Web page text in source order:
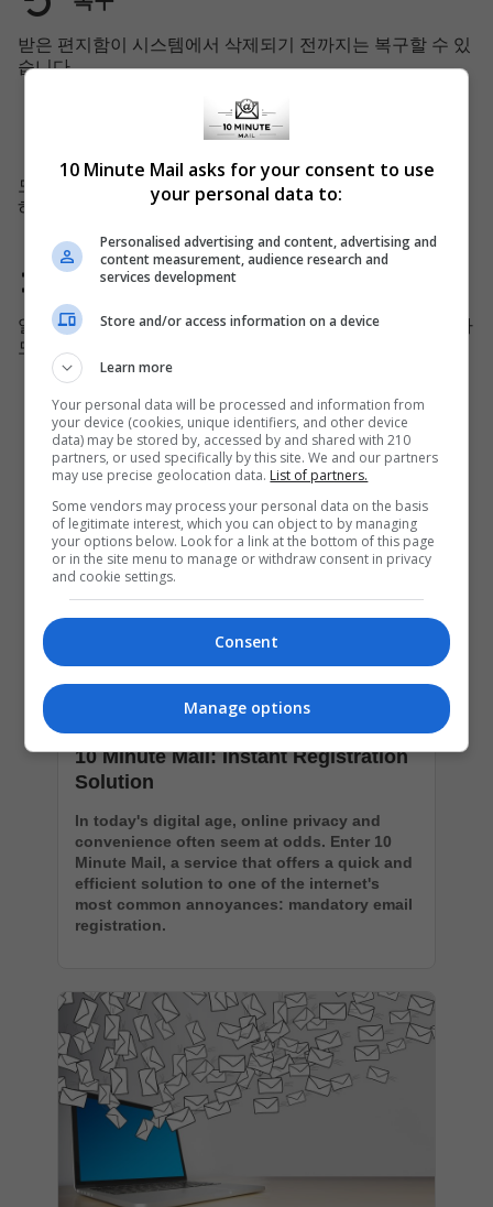
받은 편지함이 시스템에서 삭제되기 전까지는 복구할 수 있
습니다.
모바일 장치를 위한 전용 웹 사이트에서 10분 메일을 더 편
하게 사용할 수 있습니다.
도메인 변경
일부 시스템에서 도메인이 차단될 수 있으므로 매 45일마다
도메인을 교체합니다.
Popular Articles
10 Minute Mail: Instant Registration
Solution
In today's digital age, online privacy and
convenience often seem at odds. Enter 10
Minute Mail, a service that offers a quick and
efficient solution to one of the internet's
most common annoyances: mandatory email
registration.
10 Minute Mail asks for your consent to use
your personal data to:
Personalised advertising and content, advertising and
content measurement, audience research and
services development
Store and/or access information on a device
Learn more
Your personal data will be processed and information from
your device (cookies, unique identifiers, and other device
data) may be stored by, accessed by and shared with 210
partners, or used specifically by this site. We and our partners
may use precise geolocation data. List of partners.
Some vendors may process your personal data on the basis
of legitimate interest, which you can object to by managing
your options below. Look for a link at the bottom of this page
or in the site menu to manage or withdraw consent in privacy
and cookie settings.
Consent
Manage options